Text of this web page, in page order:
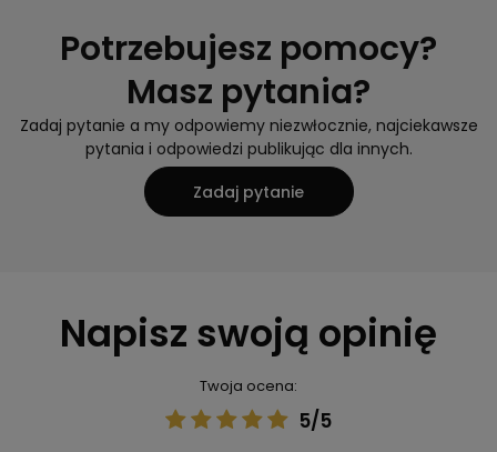
Potrzebujesz pomocy?
Masz pytania?
Zadaj pytanie a my odpowiemy niezwłocznie, najciekawsze
pytania i odpowiedzi publikując dla innych.
Zadaj pytanie
Napisz swoją opinię
Twoja ocena:
5/5